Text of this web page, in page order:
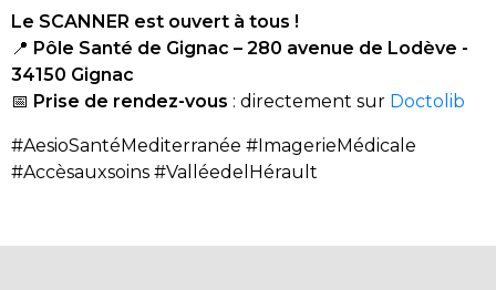
Le SCANNER est ouvert à tous !
📍 Pôle Santé de Gignac – 280 avenue de Lodève -
34150 Gignac
📅 Prise de rendez-vous : directement sur Doctolib
#AesioSantéMediterranée #ImagerieMédicale
#Accèsauxsoins #ValléedelHérault